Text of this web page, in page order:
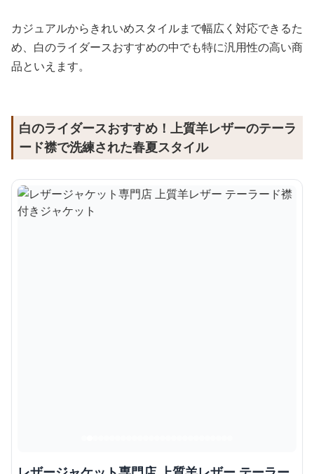
カジュアルからきれいめスタイルまで幅広く対応できるた
め、白のライダースおすすめの中でも特に汎用性の高い商
品といえます。
白のライダースおすすめ！上質羊レザーのテーラ
ード襟で洗練された春夏スタイル